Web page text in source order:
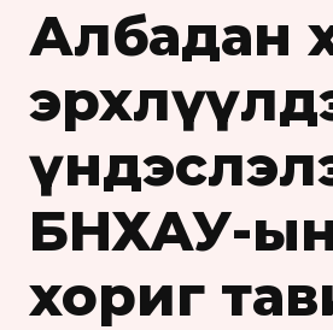
Албадан
БНХАУ-
хориг